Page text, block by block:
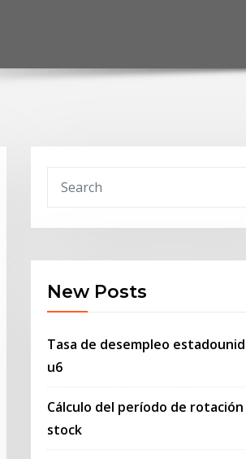
New Posts
Tasa de desempleo
u6
Cálculo del período de rotación
stock